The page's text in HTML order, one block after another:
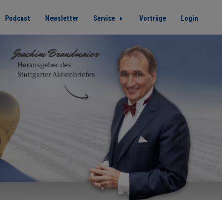
Podcast Newsletter Service Vorträge Login